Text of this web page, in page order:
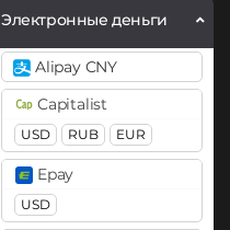
Binance Coin (BNB)
BEP20 BEP2
Bitcoin (BTC)
BTC BEP20
Lightning
OP
ARB
Bitcoin Cash (BCH)
Электронные деньги
Alipay CNY
Capitalist
USD RUB EUR
Epay
USD